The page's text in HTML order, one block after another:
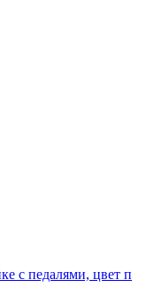
с педалями, цвет п